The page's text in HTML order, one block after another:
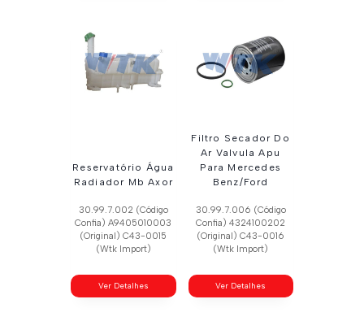
Reservatório Água
Radiador Mb Axor
30.99.7.002 (Código
Confia) A9405010003
(Original) C43-0015
(Wtk Import)
Ver Detalhes
Filtro Secador Do
Ar Valvula Apu
Para Mercedes
Benz/Ford
30.99.7.006 (Código
Confia) 4324100202
(Original) C43-0016
(Wtk Import)
Ver Detalhes